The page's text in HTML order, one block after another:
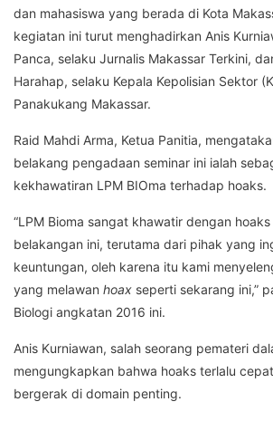
dan mahasiswa yang berada di Kota
kegiatan ini turut menghadirkan Anis
Panca, selaku Jurnalis Makassar Terkini,
Harahap, selaku Kepala Kepolisian Sektor
Panakukang Makassar.
Raid Mahdi Arma, Ketua Panitia,
belakang pengadaan seminar ini ialah
kekhawatiran LPM BIOma terhadap hoaks.
“LPM Bioma sangat khawatir dengan
belakangan ini, terutama dari pihak yang
keuntungan, oleh karena itu kami
yang melawan hoax seperti sekarang ini,”
Biologi angkatan 2016 ini.
Anis Kurniawan, salah seorang pemateri
mengungkapkan bahwa hoaks terlalu
bergerak di domain penting.